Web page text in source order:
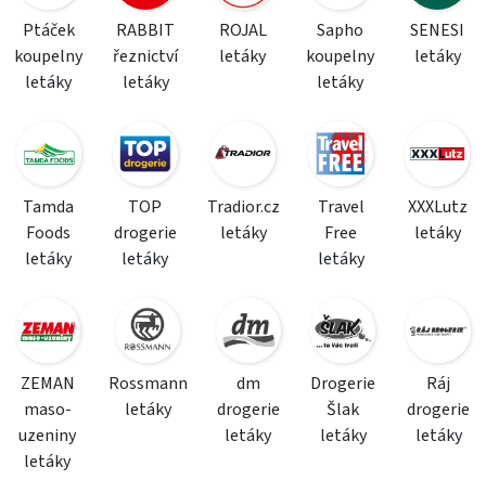
Ptáček
koupelny
letáky
RABBIT
řeznictví
letáky
ROJAL
letáky
Sapho
koupelny
letáky
SENESI
letáky
Tamda
Foods
letáky
TOP
drogerie
letáky
Tradior.cz
letáky
Travel
Free
letáky
XXXLutz
letáky
ZEMAN
maso-
uzeniny
letáky
Rossmann
letáky
dm
drogerie
letáky
Drogerie
Šlak
letáky
Ráj
drogerie
letáky